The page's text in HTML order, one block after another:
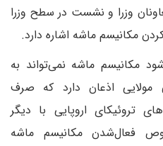
وزرا و نشست در سطح وزرا
مکانیسم ماشه اشاره دارد.
مکانیسم ماشه نمی‌تواند به
اذعان دارد که صرف
تروئیکای اروپایی با دیگر
فعال‌شدن مکانیسم ماشه